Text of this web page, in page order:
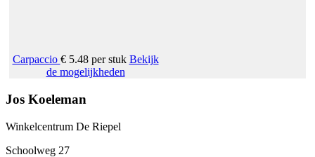
Carpaccio € 5.48per stuk Bekijk
de mogelijkheden
Jos Koeleman
Winkelcentrum De Riepel
Schoolweg 27